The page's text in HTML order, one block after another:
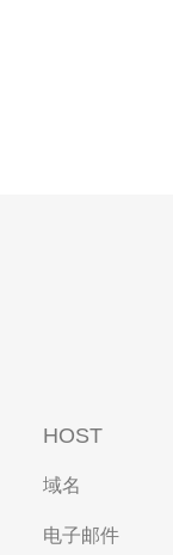
HOST
域名
电子邮件